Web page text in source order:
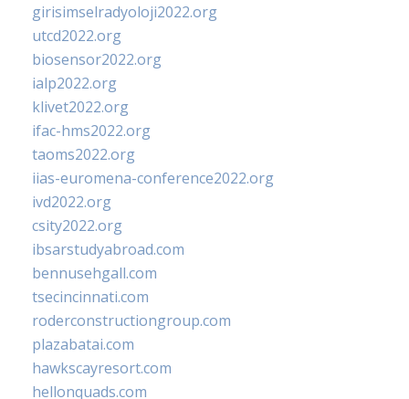
girisimselradyoloji2022.org
utcd2022.org
biosensor2022.org
ialp2022.org
klivet2022.org
ifac-hms2022.org
taoms2022.org
iias-euromena-conference2022.org
ivd2022.org
csity2022.org
ibsarstudyabroad.com
bennusehgall.com
tsecincinnati.com
roderconstructiongroup.com
plazabatai.com
hawkscayresort.com
hellonquads.com